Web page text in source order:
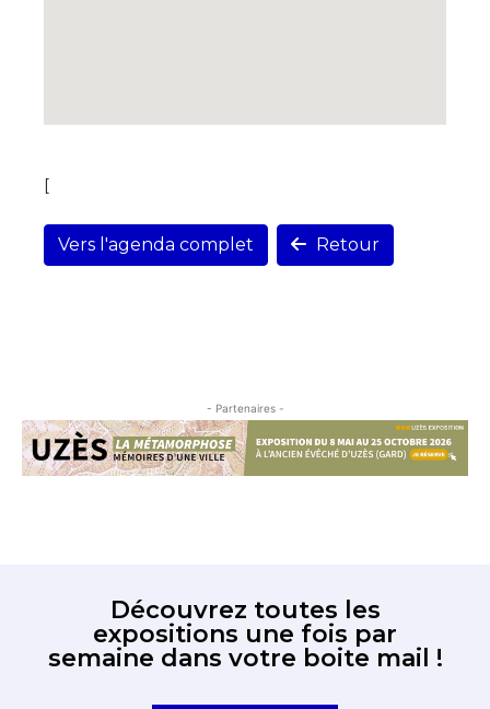
[
Vers l'agenda complet Retour
- Partenaires -
Découvrez toutes les
expositions une fois par
semaine dans votre boite mail !